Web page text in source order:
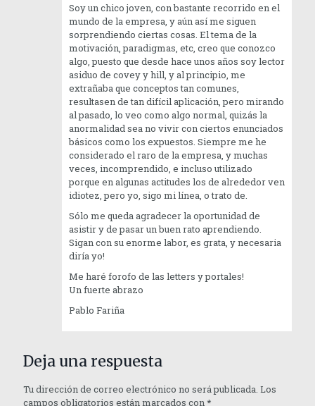
Soy un chico joven, con bastante recorrido en el
mundo de la empresa, y aún así me siguen
sorprendiendo ciertas cosas. El tema de la
motivación, paradigmas, etc, creo que conozco
algo, puesto que desde hace unos años soy lector
asiduo de covey y hill, y al principio, me
extrañaba que conceptos tan comunes,
resultasen de tan difícil aplicación, pero mirando
al pasado, lo veo como algo normal, quizás la
anormalidad sea no vivir con ciertos enunciados
básicos como los expuestos. Siempre me he
considerado el raro de la empresa, y muchas
veces, incomprendido, e incluso utilizado
porque en algunas actitudes los de alrededor ven
idiotez, pero yo, sigo mi línea, o trato de.
Sólo me queda agradecer la oportunidad de
asistir y de pasar un buen rato aprendiendo.
Sigan con su enorme labor, es grata, y necesaria
diría yo!
Me haré forofo de las letters y portales!
Un fuerte abrazo
Pablo Fariña
Deja una respuesta
Tu dirección de correo electrónico no será publicada. Los
campos obligatorios están marcados con*